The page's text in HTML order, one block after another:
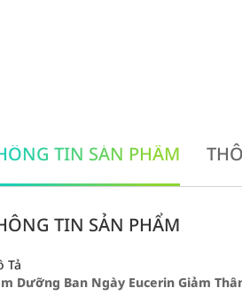
TIN SẢN PHẨM
TIN SẢN PHẨM
Tả
Dưỡng Ban Ngày Eucerin Giảm